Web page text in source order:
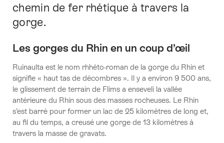
chemin de fer rhétique à travers la
gorge.
Les gorges du Rhin en un coup d’œil
Ruinaulta est le nom rhhéto-roman de la gorge du Rhin et
signifie « haut tas de décombres ». Il y a environ 9 500 ans,
le glissement de terrain de Flims a enseveli la vallée
antérieure du Rhin sous des masses rocheuses. Le Rhin
s’est barré pour former un lac de 25 kilomètres de long et,
au fil du temps, a creusé une gorge de 13 kilomètres à
travers la masse de gravats.